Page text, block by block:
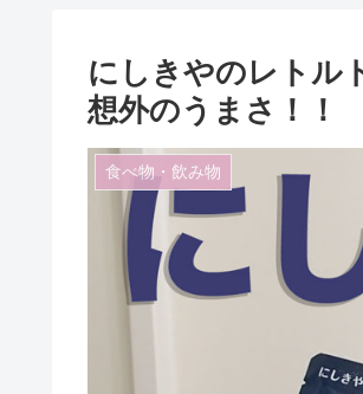
にしきやのレトル
想外のうまさ！！
食べ物・飲み物